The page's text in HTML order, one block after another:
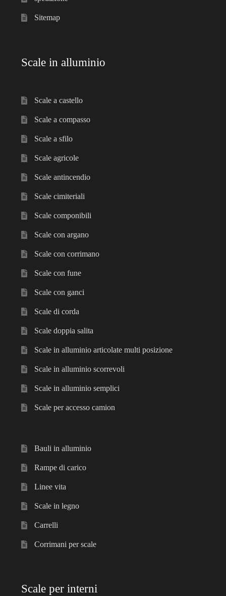
Sitemap
Scale in alluminio
Scale a castello
Scale a compasso
Scale a sfilo
Scale agricole
Scale antincendio
Scale cimiteriali
Scale componibili
Scale con argano
Scale con corrimano
Scale con fune
Scale con ganci
Scale di corda
Scale doppia salita
Scale in alluminio articolate multi posizione
Scale in alluminio scorrevoli
Scale in alluminio semplici
Scale per accesso camion
Bauli in alluminio
Rampe di carico
Linee vita
Scale in legno
Carrelli
Corrimani per scale
Scale per interni